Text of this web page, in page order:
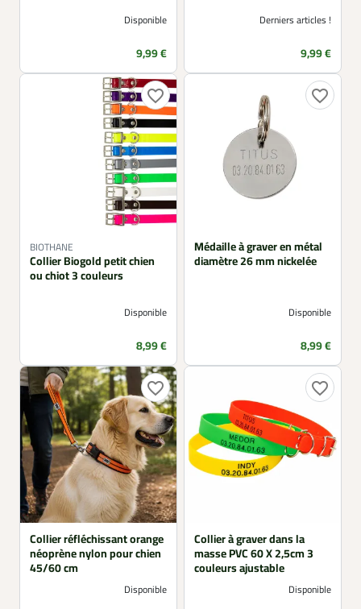
Disponible
Prix
9,99 €
Derniers articles !
Prix
9,99 €
favorite_border
BIOTHANE
Collier Biogold petit chien
ou chiot 3 couleurs
Disponible
Prix
8,99 €
favorite_border
Médaille à graver en métal
diamètre 26 mm nickelée
Disponible
Prix
8,99 €
favorite_border
Collier réfléchissant orange
néoprène nylon pour chien
45/60 cm
Disponible
favorite_border
Collier à graver dans la
masse PVC 60 X 2,5cm 3
couleurs ajustable
Disponible